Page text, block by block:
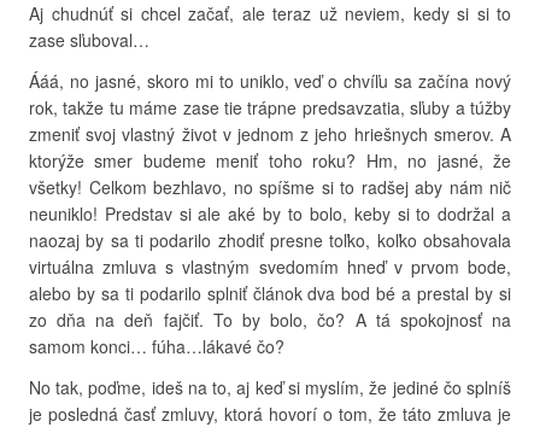
Aj chudnúť si chcel začať, ale teraz už neviem, kedy si si to
zase sľuboval…
Ááá, no jasné, skoro mi to uniklo, veď o chvíľu sa začína nový
rok, takže tu máme zase tie trápne predsavzatia, sľuby a túžby
zmeniť svoj vlastný život v jednom z jeho hriešnych smerov. A
ktorýže smer budeme meniť toho roku? Hm, no jasné, že
všetky! Celkom bezhlavo, no spíšme si to radšej aby nám nič
neuniklo! Predstav si ale aké by to bolo, keby si to dodržal a
naozaj by sa ti podarilo zhodiť presne toľko, koľko obsahovala
virtuálna zmluva s vlastným svedomím hneď v prvom bode,
alebo by sa ti podarilo splniť článok dva bod bé a prestal by si
zo dňa na deň fajčiť. To by bolo, čo? A tá spokojnosť na
samom konci… fúha…lákavé čo?
No tak, poďme, ideš na to, aj keď si myslím, že jediné čo splníš
je posledná časť zmluvy, ktorá hovorí o tom, že táto zmluva je